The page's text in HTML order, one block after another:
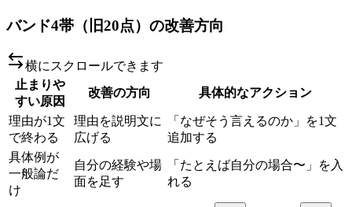
バンド4帯（旧20点）の改善方向
横にスクロールできます
止まりや
すい原因
改善の方向 具体的なアクション
理由が1文
で終わる
理由を説明文に
広げる
「なぜそう言えるのか」を1文
追加する
具体例が
一般論だ
け
自分の経験や場
面を足す
「たとえば自分の場合〜」を入
れる